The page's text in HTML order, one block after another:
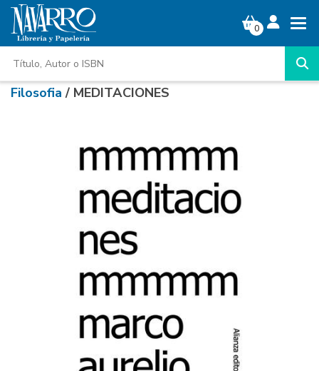
0
Filosofia/ MEDITACIONES